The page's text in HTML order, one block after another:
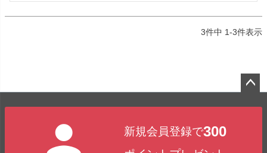
3件中 1-3件表示
新規会員登録で300